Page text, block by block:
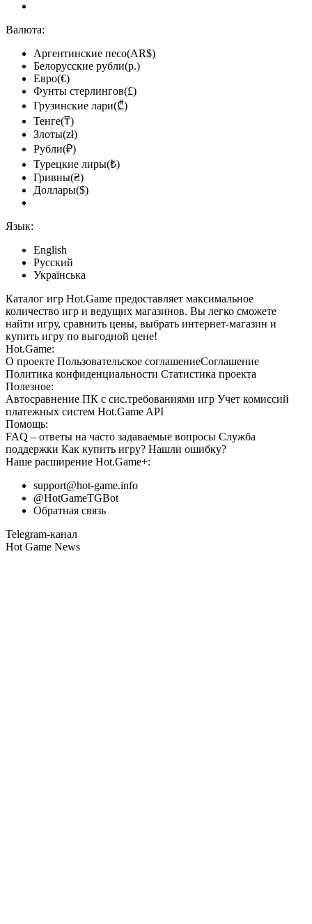
Валюта:
Аргентинские песо(AR$)
Белорусские рубли(р.)
Евро(€)
Фунты стерлингов(£)
Грузинские лари(₾)
Тенге(₸)
Злоты(zł)
Рубли(₽)
Турецкие лиры(₺)
Гривны(₴)
Доллары($)
Язык:
English
Русский
Українська
Каталог игр Hot.Game предоставляет максимальное
количество игр и ведущих магазинов. Вы легко сможете
найти игру, сравнить цены, выбрать интернет-магазин и
купить игру по выгодной цене!
Hot.Game:
О проекте Пользовательское соглашениеСоглашение
Политика конфиденциальности Статистика проекта
Полезное:
Автосравнение ПК с сис.требованиями игр Учет комиссий
платежных систем Hot.Game API
Помощь:
FAQ – ответы на часто задаваемые вопросы Служба
поддержки Как купить игру? Нашли ошибку?
Наше расширение Hot.Game+:
support@hot-game.info
@HotGameTGBot
Обратная связь
Telegram-канал
Hot Game News